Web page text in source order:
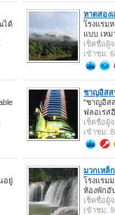
ได้
หาดสอง
โรงแรม
แบบ เห
เช็คชื่อผู้
เข้าชม:
ชาญอิสส
"ชาญอิส
ฟลอเรส
เช็คชื่อผู้
เข้าชม:
อยู่
มวกเหล็
โรงแรม
ห้องพักอั
เช็คชื่อผู้
เข้าชม: